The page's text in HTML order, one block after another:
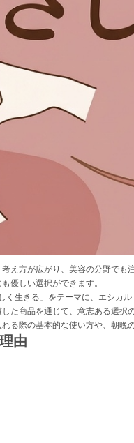
え方が広がり、美容の分野で
優しい選択ができます。
生きる」をテーマに、エシカ
た商品を通じて、意志ある選択
る際の基本的な使い方や、朝
由